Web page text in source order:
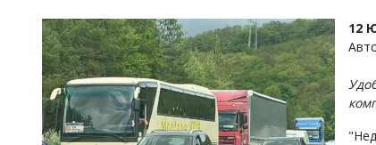
БИЗНЕС
Управители:
Веселин
Василев,
12